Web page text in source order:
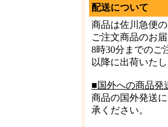
配送について
商品は佐川急便
ご注文商品のお
8時30分までのご
以降に出荷いた
■国外への商品発
商品の国外発送
承ください。